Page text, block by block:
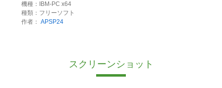
機種：IBM-PC x64
種類：フリーソフト
作者： APSP24
スクリーンショット